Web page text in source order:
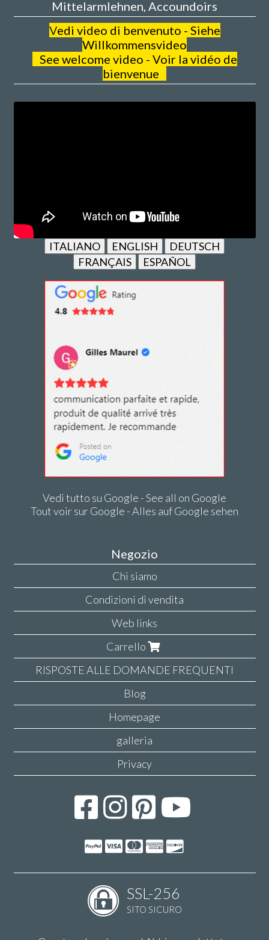
Mittelarmlehnen, Accoundoirs
Vedi video di benvenuto - Siehe
Willkommensvideo
See welcome video - Voir la vidéo de
bienvenue
ITALIANO ENGLISH
DEUTSCH
FRANÇAIS
ESPAÑOL
Vedi tutto su Google - See all on Google
Tout voir sur Google - Alles auf Google sehen
Negozio
Chi siamo
Condizioni di vendita
Web links
Carrello
RISPOSTE ALLE DOMANDE FREQUENTI
Blog
Homepage
galleria
Privacy
SSL-256
SITO SICURO